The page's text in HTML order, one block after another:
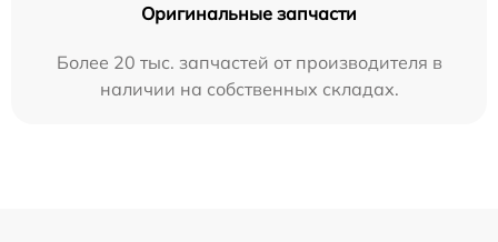
Оригинальные запчасти
Более 20 тыс. запчастей от производителя в
наличии на собственных складах.